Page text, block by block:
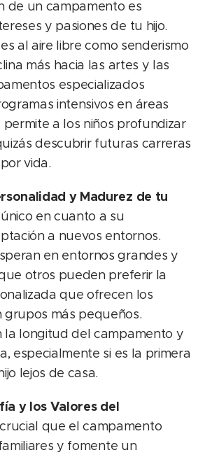
de un campamento es
y pasiones de tu hijo.
al aire libre como senderismo
más hacia las artes y las
especializados
intensivos en áreas
a los niños profundizar
descubrir futuras carreras
vida.
y Madurez de tu
en cuanto a su
a nuevos entornos.
en entornos grandes y
otros pueden preferir la
que ofrecen los
más pequeños.
la longitud del campamento y
especialmente si es la primera
lejos de casa.
y los Valores del
que el campamento
y fomente un